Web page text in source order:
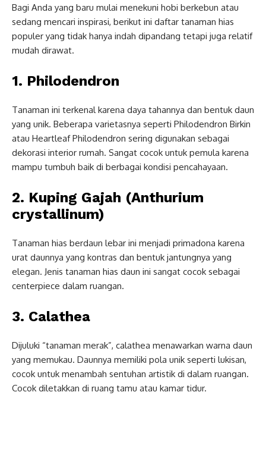
Bagi Anda yang baru mulai menekuni hobi berkebun atau
sedang mencari inspirasi, berikut ini daftar tanaman hias
populer yang tidak hanya indah dipandang tetapi juga relatif
mudah dirawat.
1. Philodendron
Tanaman ini terkenal karena daya tahannya dan bentuk daun
yang unik. Beberapa varietasnya seperti Philodendron Birkin
atau Heartleaf Philodendron sering digunakan sebagai
dekorasi interior rumah. Sangat cocok untuk pemula karena
mampu tumbuh baik di berbagai kondisi pencahayaan.
2. Kuping Gajah (Anthurium
crystallinum)
Tanaman hias berdaun lebar ini menjadi primadona karena
urat daunnya yang kontras dan bentuk jantungnya yang
elegan. Jenis tanaman hias daun ini sangat cocok sebagai
centerpiece dalam ruangan.
3. Calathea
Dijuluki “tanaman merak”, calathea menawarkan warna daun
yang memukau. Daunnya memiliki pola unik seperti lukisan,
cocok untuk menambah sentuhan artistik di dalam ruangan.
Cocok diletakkan di ruang tamu atau kamar tidur.